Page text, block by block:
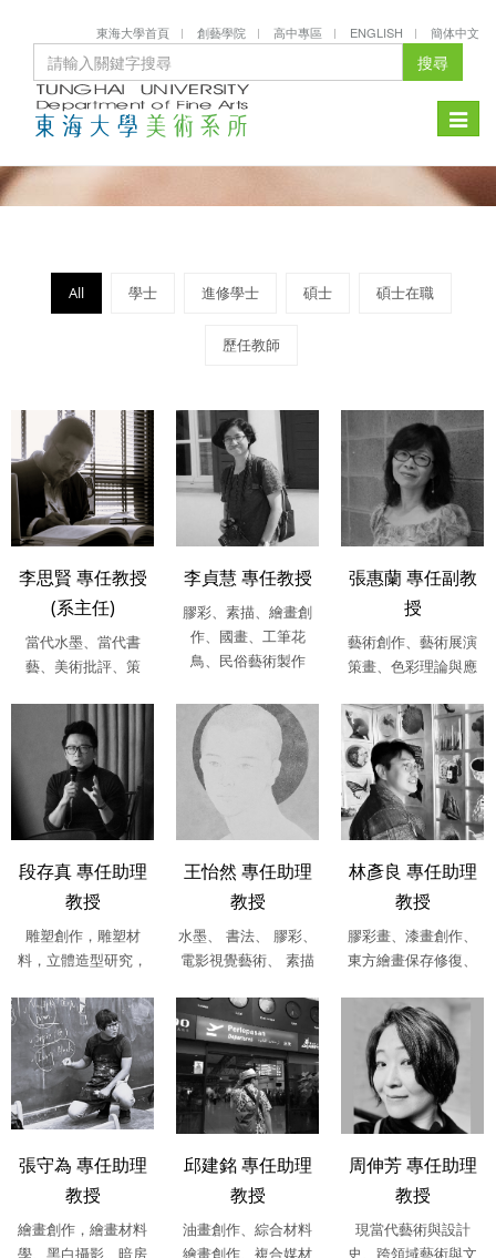
東海大學首頁 創藝學院 高中專區 ENGLISH 簡体中文
搜尋
Toggle
All 學士 進修學士 碩士 碩士在職
歷任教師
李思賢 專任教授
(系主任)
當代水墨、當代書
藝、美術批評、策
西比較美術史、公....
李貞慧 專任教授
膠彩、素描、繪畫創
作、國畫、工筆花
鳥、民俗藝術製作
張惠蘭 專任副教
授
藝術創作、藝術展演
策畫、色彩理論與應
介入空間、....
段存真 專任助理
教授
雕塑創作，雕塑材
料，立體造型研究，
美術史，現、當....
王怡然 專任助理
教授
水墨、 書法、 膠彩、
電影視覺藝術、 素描
林彥良 專任助理
教授
膠彩畫、漆畫創作、
東方繪畫保存修復、
張守為 專任助理
教授
繪畫創作，繪畫材料
學、黑白攝影、暗房
邱建銘 專任助理
教授
油畫創作、綜合材料
繪畫創作、複合媒材
周伸芳 專任助理
教授
現當代藝術與設計
史、跨領域藝術與文